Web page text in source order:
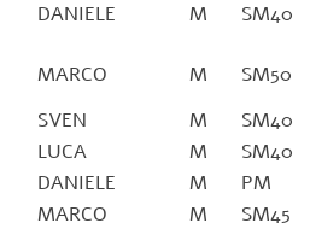
DANIELE M SM40
MARCO M
SM50
SVEN M
SM40
LUCA M
SM40
DANIELE M
PM
MARCO M
SM45